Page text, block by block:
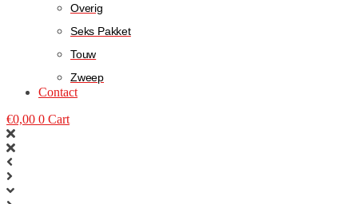
Overig
Seks Pakket
Touw
Zweep
Contact
€0,00 0 Cart